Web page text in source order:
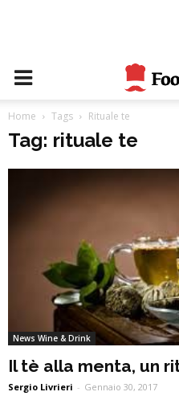
Home Tags Rituale te
Tag: rituale te
News Wine & Drink
Il tè alla menta, un
Sergio Livrieri - Gennaio 30, 2017